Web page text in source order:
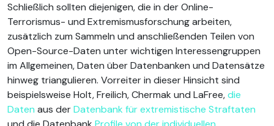
Schließlich sollten diejenigen, die in der Online-
Terrorismus- und Extremismusforschung arbeiten,
zusätzlich zum Sammeln und anschließenden Teilen von
Open-Source-Daten unter wichtigen Interessengruppen
im Allgemeinen, Daten über Datenbanken und Datensätze
hinweg triangulieren. Vorreiter in dieser Hinsicht sind
beispielsweise Holt, Freilich, Chermak und LaFree,die
Daten aus derDatenbank für extremistische Straftaten